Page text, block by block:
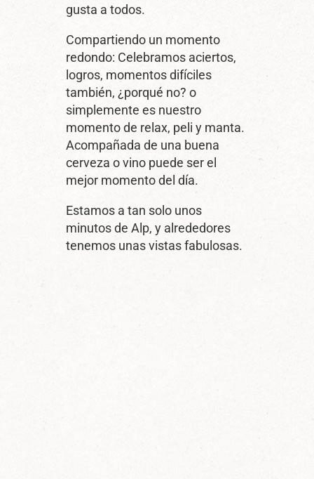
gusta a todos.
Compartiendo un momento
redondo: Celebramos aciertos,
logros, momentos difíciles
también, ¿porqué no? o
simplemente es nuestro
momento de relax, peli y manta.
Acompañada de una buena
cerveza o vino puede ser el
mejor momento del día.
Estamos a tan solo unos
minutos de Alp, y alrededores
tenemos unas vistas fabulosas.